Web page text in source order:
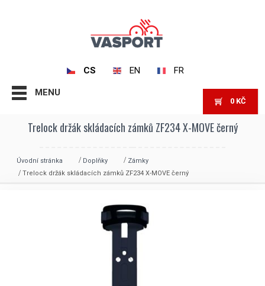
CS EN FR
MENU
0 KČ
Trelock držák skládacích zámků ZF234 X-MOVE černý
Úvodní stránka Doplňky
Zámky
Trelock držák skládacích zámků ZF234 X-MOVE černý